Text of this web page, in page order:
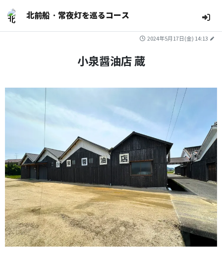
北前船・常夜灯を巡るコース
2024年5月17日(金) 14:13
小泉醤油店 蔵